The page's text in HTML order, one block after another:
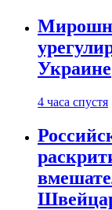
Украине
4 часа спустя